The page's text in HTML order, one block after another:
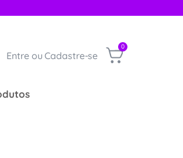
Entre ou Cadastre-se
0